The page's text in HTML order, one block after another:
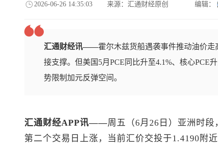
2026-06-26 14:35:03 来源：汇通财经原创 编辑：
汇通财经讯——霍尔木兹货船遇袭事件推动油价
接支撑。但美国5月PCE同比升至4.1%、核心PCE
势限制加元反弹空间。
汇通财经APP讯——周五（6月26日）亚洲时段
第二个交易日上涨，当前汇价交投于1.4190附